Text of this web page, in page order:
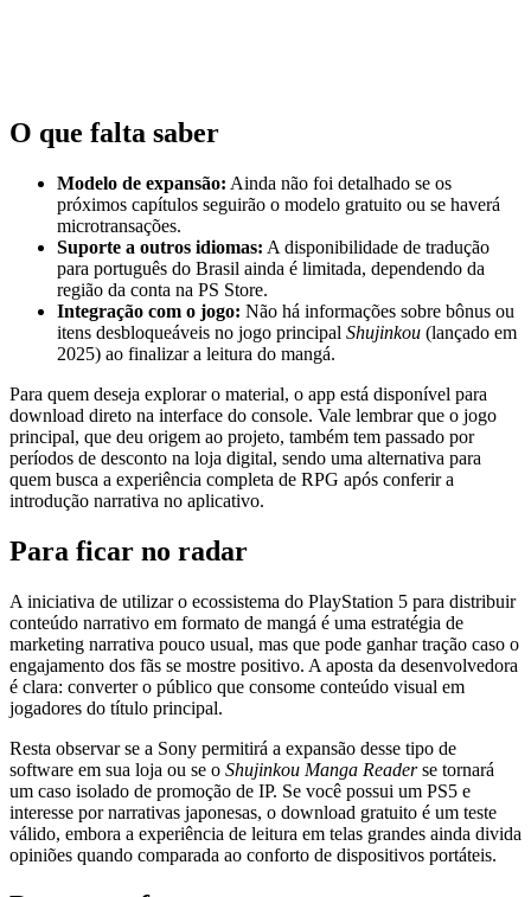
O que falta saber
Modelo de expansão: Ainda não foi detalhado se os
próximos capítulos seguirão o modelo gratuito ou se haverá
microtransações.
Suporte a outros idiomas: A disponibilidade de tradução
para português do Brasil ainda é limitada, dependendo da
região da conta na PS Store.
Integração com o jogo: Não há informações sobre bônus ou
itens desbloqueáveis no jogo principal Shujinkou (lançado em
2025) ao finalizar a leitura do mangá.
Para quem deseja explorar o material, o app está disponível para
download direto na interface do console. Vale lembrar que o jogo
principal, que deu origem ao projeto, também tem passado por
períodos de desconto na loja digital, sendo uma alternativa para
quem busca a experiência completa de RPG após conferir a
introdução narrativa no aplicativo.
Para ficar no radar
A iniciativa de utilizar o ecossistema do PlayStation 5 para distribuir
conteúdo narrativo em formato de mangá é uma estratégia de
marketing narrativa pouco usual, mas que pode ganhar tração caso o
engajamento dos fãs se mostre positivo. A aposta da desenvolvedora
é clara: converter o público que consome conteúdo visual em
jogadores do título principal.
Resta observar se a Sony permitirá a expansão desse tipo de
software em sua loja ou se o Shujinkou Manga Readerse tornará
um caso isolado de promoção de IP. Se você possui um PS5 e
interesse por narrativas japonesas, o download gratuito é um teste
válido, embora a experiência de leitura em telas grandes ainda divida
opiniões quando comparada ao conforto de dispositivos portáteis.